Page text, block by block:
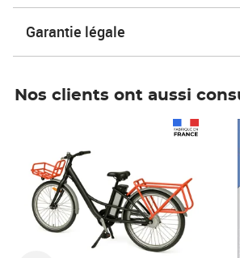
Garantie légale
Nos clients ont aussi
Prix